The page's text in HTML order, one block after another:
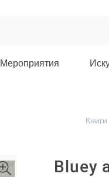
Мероприятия
Книги
Bluey